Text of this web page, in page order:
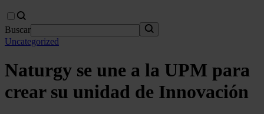
Buscar
Uncategorized
Naturgy se une a la UPM para
crear su unidad de Innovación